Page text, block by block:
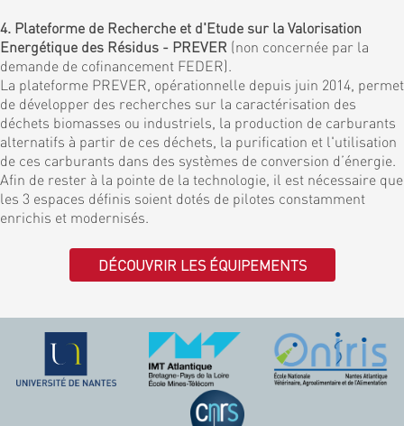
4. Plateforme de Recherche et d'Etude sur la Valorisation
Energétique des Résidus - PREVER (non concernée par la
demande de cofinancement FEDER).
La plateforme PREVER, opérationnelle depuis juin 2014, permet
de développer des recherches sur la caractérisation des
déchets biomasses ou industriels, la production de carburants
alternatifs à partir de ces déchets, la purification et l'utilisation
de ces carburants dans des systèmes de conversion d’énergie.
Afin de rester à la pointe de la technologie, il est nécessaire que
les 3 espaces définis soient dotés de pilotes constamment
enrichis et modernisés.
DÉCOUVRIR LES ÉQUIPEMENTS